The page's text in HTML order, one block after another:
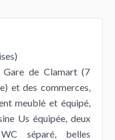
de Clamart (7
et des commerces,
meublé et équipé,
Us équipée, deux
séparé, belles